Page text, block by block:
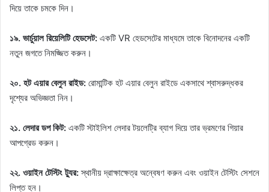
দিয়ে তাকে চমকে দিন।
১৯. ভার্চুয়াল রিয়েলিটি হেডসেট: একটি VR হেডসেটের মাধ্যমে তাকে বিনোদনের একটি
নতুন জগতে নিমজ্জিত করুন।
২০. হট এয়ার বেলুন রাইড: রোমান্টিক হট এয়ার বেলুন রাইডে একসাথে শ্বাসরুদ্ধকর
দৃশ্যের অভিজ্ঞতা নিন।
২১. লেদার ডপ কিট: একটি স্টাইলিশ লেদার টয়লেট্রি ব্যাগ দিয়ে তার ভ্রমণের গিয়ার
আপগ্রেড করুন।
২২. ওয়াইন টেস্টিং ট্যুর:স্থানীয় দ্রাক্ষাক্ষেত্র অন্বেষণ করুন এবং ওয়াইন টেস্টিং সেশনে
লিপ্ত হন।